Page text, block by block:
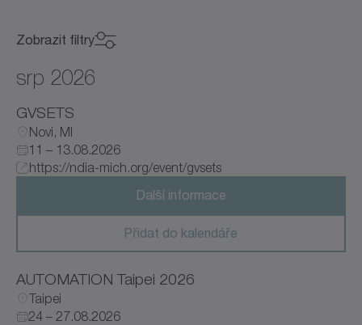
Zobrazit filtry
Kategorie
Veletrhy
Kategorie
Země
Česko
Německo
Země
Do MM.YYYY
srp 2026
GVSETS
Novi, MI
11 – 13.08.2026
https://ndia-mich.org/event/gvsets
Další informace
Přidat do kalendáře
AUTOMATION Taipei 2026
Taipei
24 – 27.08.2026